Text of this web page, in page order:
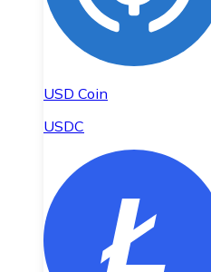
USD Coin
USDC